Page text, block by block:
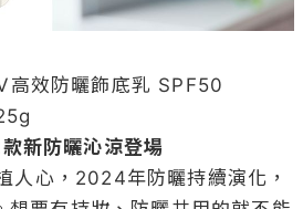
效防曬飾底乳 SPF50
新防曬沁涼登場
人心，2024年防曬持續演化，